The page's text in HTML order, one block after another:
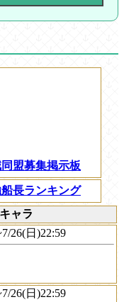
盟募集掲示板
長ランキング
ャラ
26(日)22:59
26(日)22:59